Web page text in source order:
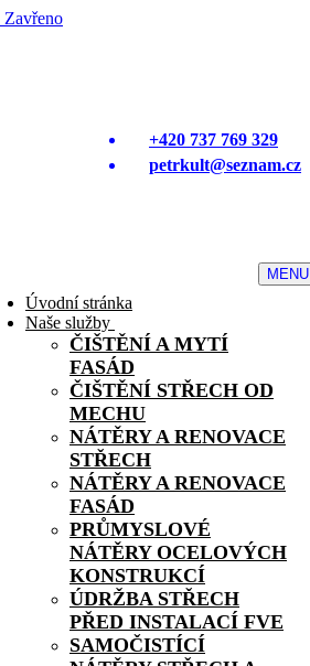
Zavřeno
+420 737 769 329
petrkult@seznam.cz
MENU
Úvodní stránka
Naše služby
ČIŠTĚNÍ A MYTÍ
FASÁD
ČIŠTĚNÍ STŘECH OD
MECHU
NÁTĚRY A RENOVACE
STŘECH
NÁTĚRY A RENOVACE
FASÁD
PRŮMYSLOVÉ
NÁTĚRY OCELOVÝCH
KONSTRUKCÍ
ÚDRŽBA STŘECH
PŘED INSTALACÍ FVE
SAMOČISTÍCÍ